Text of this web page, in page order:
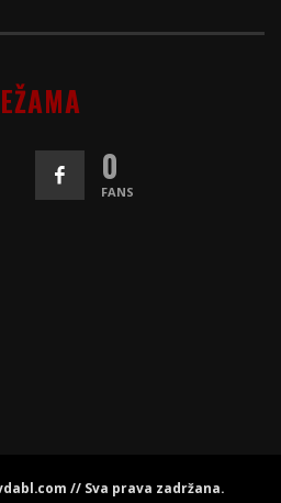
0
FANS
// Sva prava zadržana.